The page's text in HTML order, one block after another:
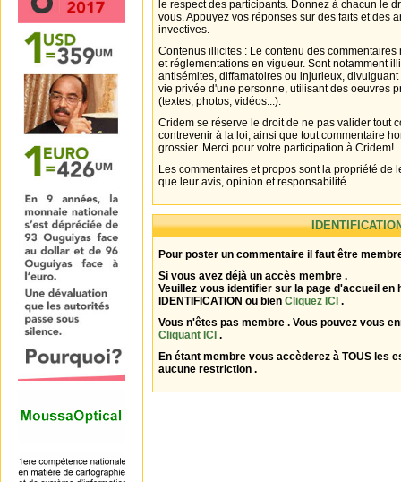
le respect des participants. Donnez à chacun le
vous. Appuyez vos réponses sur des faits et des
invectives.
Contenus illicites : Le contenu des
et réglementations en vigueur. Sont notamment
antisémites, diffamatoires ou injurieux,
vie privée d'une personne, utilisant des oeuvres
(textes, photos, vidéos...).
Cridem se réserve le droit de ne pas valider tout
contrevenir à la loi, ainsi que tout commentaire
grossier. Merci pour votre participation à Cridem!
Les commentaires et propos sont la propriété de
que leur avis, opinion et responsabilité.
Pour poster un commentaire il faut être
Si vous avez déjà un accès membre .
Veuillez vous identifier sur la page d'accueil en
IDENTIFICATION ou bien Cliquez ICI .
Vous n'êtes pas membre . Vous pouvez vous
Cliquant ICI .
En étant membre vous accèderez à TOUS les
aucune restriction .